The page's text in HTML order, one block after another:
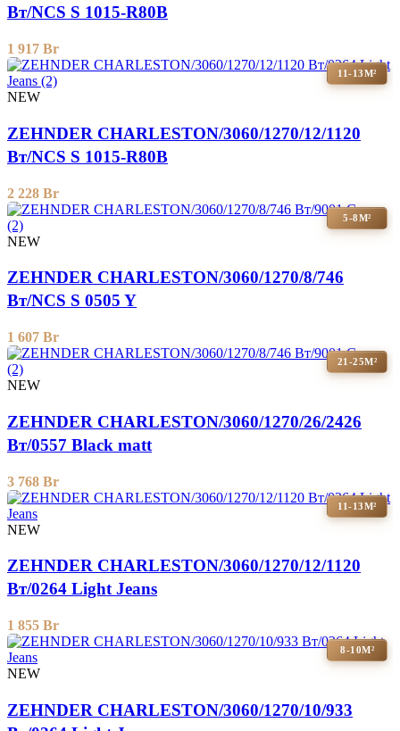
Вт/NCS S 1015-R80B
1 917 Br
11-13М²
NEW
ZEHNDER CHARLESTON/3060/1270/12/1120
Вт/NCS S 1015-R80B
2 228 Br
5-8М²
NEW
ZEHNDER CHARLESTON/3060/1270/8/746
Вт/NCS S 0505 Y
1 607 Br
21-25М²
NEW
ZEHNDER CHARLESTON/3060/1270/26/2426
Вт/0557 Black matt
3 768 Br
11-13М²
NEW
ZEHNDER CHARLESTON/3060/1270/12/1120
Вт/0264 Light Jeans
1 855 Br
8-10М²
NEW
ZEHNDER CHARLESTON/3060/1270/10/933